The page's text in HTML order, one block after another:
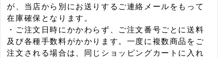
が、当店から別にお送りするご連絡メールをもって
在庫確保となります。
・ご注文日時にかかわらず、ご注文番号ごとに送料
及び各種手数料がかかります。一度に複数商品をご
注文される場合は、同じショッピングカートに入れ